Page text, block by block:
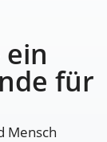
für
Mensch